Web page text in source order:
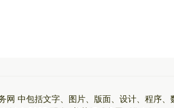
网 中包括文字、图片、版面、设计、程序